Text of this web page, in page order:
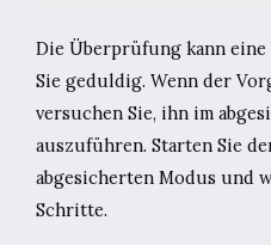
Die Überprüfung kann eine
Sie geduldig. Wenn der
versuchen Sie, ihn im
auszuführen. Starten Sie
abgesicherten Modus und
Schritte.